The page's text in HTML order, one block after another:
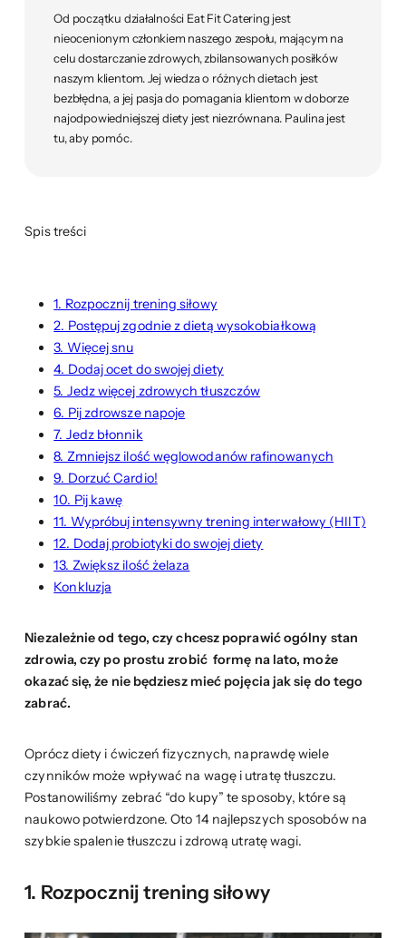
Od początku działalności Eat Fit Catering jest
nieocenionym członkiem naszego zespołu, mającym na
celu dostarczanie zdrowych, zbilansowanych posiłków
naszym klientom. Jej wiedza o różnych dietach jest
bezbłędna, a jej pasja do pomagania klientom w doborze
najodpowiedniejszej diety jest niezrównana. Paulina jest
tu, aby pomóc.
Spis treści
1. Rozpocznij trening siłowy
2. Postępuj zgodnie z dietą wysokobiałkową
3. Więcej snu
4. Dodaj ocet do swojej diety
5. Jedz więcej zdrowych tłuszczów
6. Pij zdrowsze napoje
7. Jedz błonnik
8. Zmniejsz ilość węglowodanów rafinowanych
9. Dorzuć Cardio!
10. Pij kawę
11. Wypróbuj intensywny trening interwałowy (HIIT)
12. Dodaj probiotyki do swojej diety
13. Zwiększ ilość żelaza
Konkluzja
Niezależnie od tego, czy chcesz poprawić ogólny stan
zdrowia, czy po prostu zrobić formę na lato, może
okazać się, że nie będziesz mieć pojęcia jak się do tego
zabrać.
Oprócz diety i ćwiczeń fizycznych, naprawdę wiele
czynników może wpływać na wagę i utratę tłuszczu.
Postanowiliśmy zebrać “do kupy” te sposoby, które są
naukowo potwierdzone. Oto 14 najlepszych sposobów na
szybkie spalenie tłuszczu i zdrową utratę wagi.
1. Rozpocznij trening siłowy